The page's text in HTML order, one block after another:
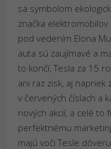
sa symbolom
značka
pod vedením Elona
auta sú zaujímavé a
to končí, Tesla za 15
ani raz zisk, aj napriek
v červených číslach a
nových akcií, a celé to
perfektnému
majú voči Tesle